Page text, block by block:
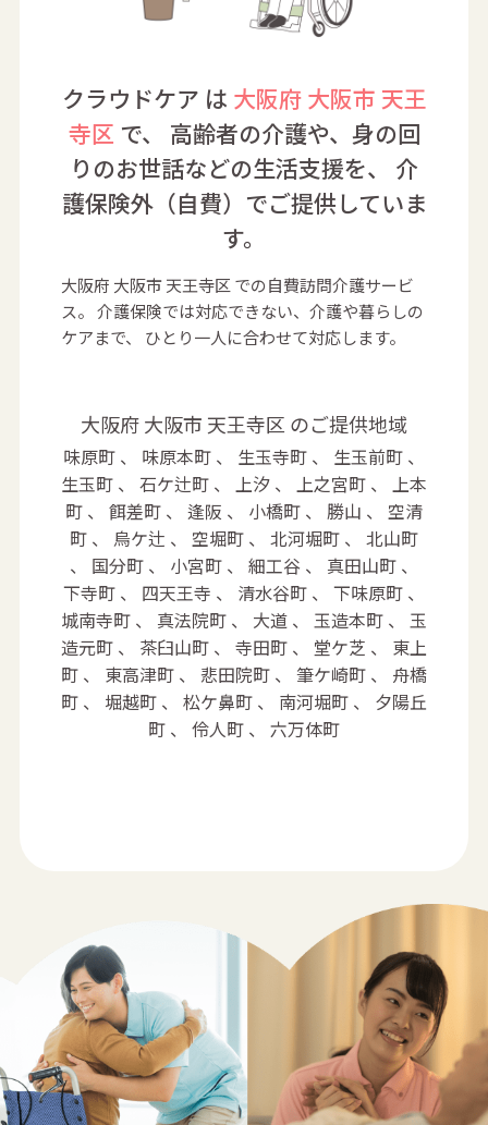
クラウドケア は 大阪府 大阪市 天王
寺区 で、
高齢者の介護や、身の回
りのお世話などの生活支援を、
介
護保険外（自費）でご提供していま
す。
大阪府 大阪市 天王寺区 での自費訪問介護サービ
ス。 介護保険では対応できない、介護や暮らしの
ケアまで、
ひとり一人に合わせて対応します。
大阪府 大阪市 天王寺区 のご提供地域
味原町 、 味原本町 、 生玉寺町 、 生玉前町 、
生玉町 、 石ケ辻町 、 上汐 、 上之宮町 、 上本
町 、 餌差町 、 逢阪 、 小橋町 、 勝山 、 空清
町 、 烏ケ辻 、 空堀町 、 北河堀町 、 北山町
、 国分町 、 小宮町 、 細工谷 、 真田山町 、
下寺町 、 四天王寺 、 清水谷町 、 下味原町 、
城南寺町 、 真法院町 、 大道 、 玉造本町 、 玉
造元町 、 茶臼山町 、 寺田町 、 堂ケ芝 、 東上
町 、 東高津町 、 悲田院町 、 筆ケ崎町 、 舟橋
町 、 堀越町 、 松ケ鼻町 、 南河堀町 、 夕陽丘
町 、 伶人町 、 六万体町